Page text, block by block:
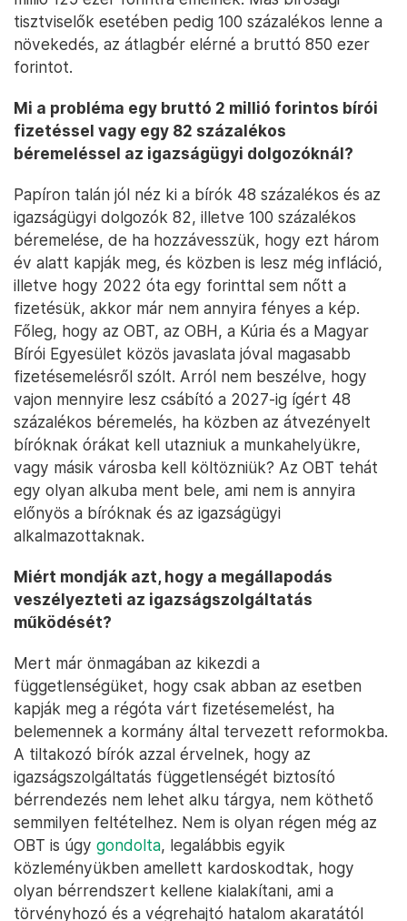
tisztviselők esetében pedig 100 százalékos lenne a
növekedés, az átlagbér elérné a bruttó 850 ezer
forintot.
Mi a probléma egy bruttó 2 millió forintos bírói
fizetéssel vagy egy 82 százalékos
béremeléssel az igazságügyi dolgozóknál?
Papíron talán jól néz ki a bírók 48 százalékos és az
igazságügyi dolgozók 82, illetve 100 százalékos
béremelése, de ha hozzávesszük, hogy ezt három
év alatt kapják meg, és közben is lesz még infláció,
illetve hogy 2022 óta egy forinttal sem nőtt a
fizetésük, akkor már nem annyira fényes a kép.
Főleg, hogy az OBT, az OBH, a Kúria és a Magyar
Bírói Egyesület közös javaslata jóval magasabb
fizetésemelésről szólt. Arról nem beszélve, hogy
vajon mennyire lesz csábító a 2027-ig ígért 48
százalékos béremelés, ha közben az átvezényelt
bíróknak órákat kell utazniuk a munkahelyükre,
vagy másik városba kell költözniük? Az OBT tehát
egy olyan alkuba ment bele, ami nem is annyira
előnyös a bíróknak és az igazságügyi
alkalmazottaknak.
Miért mondják azt, hogy a megállapodás
veszélyezteti az igazságszolgáltatás
működését?
Mert már önmagában az kikezdi a
függetlenségüket, hogy csak abban az esetben
kapják meg a régóta várt fizetésemelést, ha
belemennek a kormány által tervezett reformokba.
A tiltakozó bírók azzal érvelnek, hogy az
igazságszolgáltatás függetlenségét biztosító
bérrendezés nem lehet alku tárgya, nem köthető
semmilyen feltételhez. Nem is olyan régen még az
OBT is úgy gondolta, legalábbis egyik
közleményükben amellett kardoskodtak, hogy
olyan bérrendszert kellene kialakítani, ami a
törvényhozó és a végrehajtó hatalom akaratától